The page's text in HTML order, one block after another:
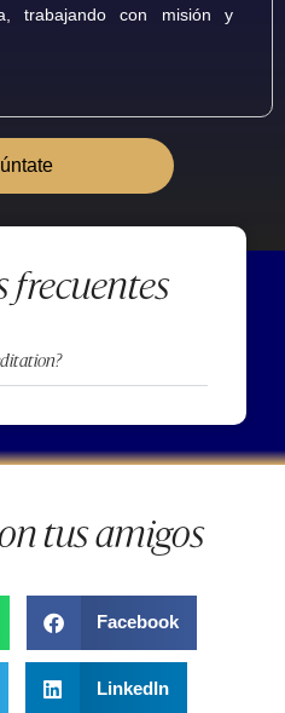
trabajando con misión y
frecuentes
tus amigos
Facebook
LinkedIn